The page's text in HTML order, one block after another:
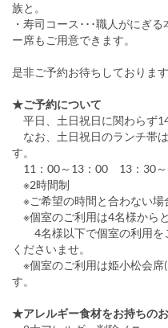
族と。
・寿司コース･･･職人がにぎ
ー席もご用意できます。
是非ご予約お待ちしております
★ご予約について
平日、土日祝日に関わらず
なお、土日祝日のランチ帯
す。
11：00～13：00 13：30～
※2時間制
※ご希望の時間と合わない場
※個室のご利用は4名様から
4名様以下で個室の利用を
くださいませ。
※個室のご利用は姫小松会席
す。
★アレルギー食材をお持ちの